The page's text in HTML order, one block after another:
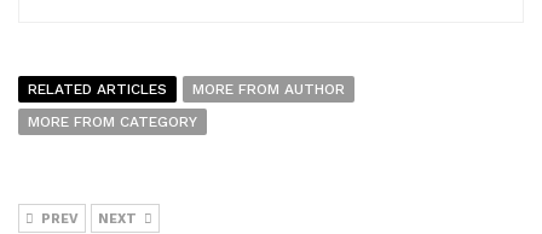
RELATED ARTICLES
MORE FROM AUTHOR
MORE FROM CATEGORY
PREV NEXT